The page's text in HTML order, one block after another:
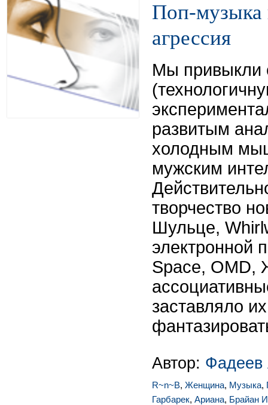
Поп-музыка
агрессия
Мы привыкли
развитым
холодным
мужским
творчество
Шульце,
электронной
Space, OMD,
заставляло
Автор: Фадеев
R~n~B, Женщина, Музыка,
Гарбарек, Ариана, Брайан